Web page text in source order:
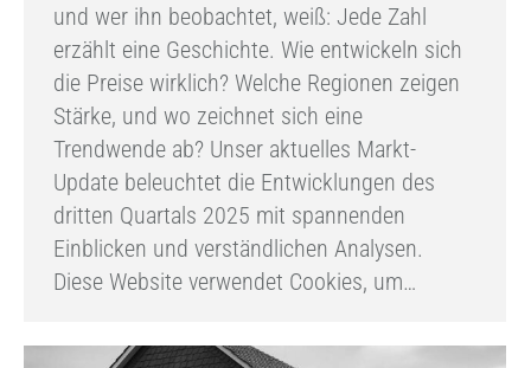
und wer ihn beobachtet, weiß: Jede Zahl
erzählt eine Geschichte. Wie entwickeln sich
die Preise wirklich? Welche Regionen zeigen
Stärke, und wo zeichnet sich eine
Trendwende ab? Unser aktuelles Markt-
Update beleuchtet die Entwicklungen des
dritten Quartals 2025 mit spannenden
Einblicken und verständlichen Analysen.
Diese Website verwendet Cookies, um…